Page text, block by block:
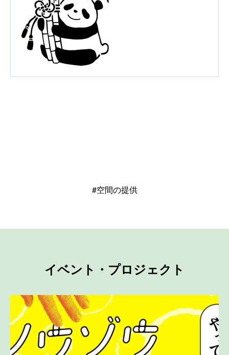
#空間の提供
イベント・プロジェクト